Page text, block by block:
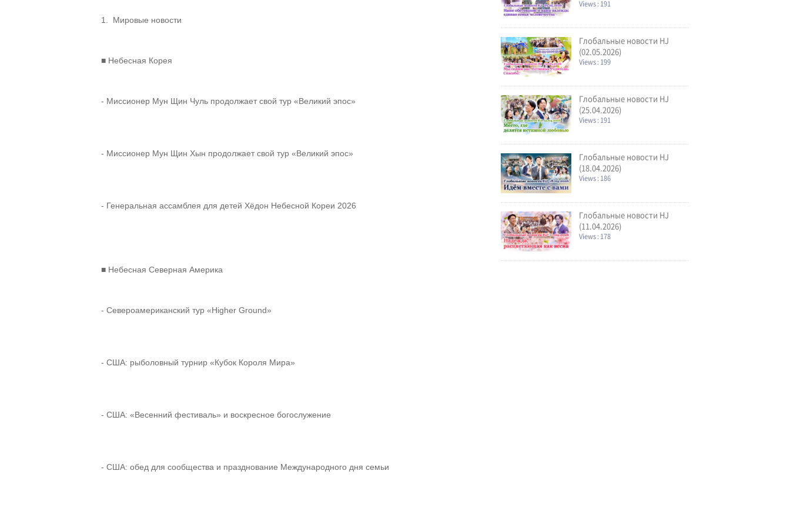
1. Мировые новости
■ Небесная Корея
- Миссионер Мун Щин Чуль продолжает свой тур «Великий эпос»
- Миссионер Мун Щин Хын продолжает свой тур «Великий эпос»
- Генеральная ассамблея для детей Хёдон Небесной Кореи 2026
■ Небесная Северная Америка
- Североамериканский тур «Higher Ground»
- США: рыболовный турнир «Кубок Короля Мира»
- США: «Весенний фестиваль» и воскресное богослужение
- США: обед для сообщества и празднование Международного дня семьи